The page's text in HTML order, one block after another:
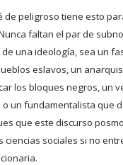
de peligroso tiene esto
faltan el par de
una ideología, sea un
eslavos, un
los bloques negros, un
o un fundamentalista que
que este discurso
ciencias sociales si no